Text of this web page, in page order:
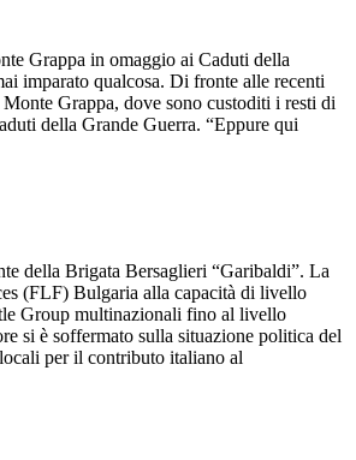
Grappa in omaggio ai Caduti della
imparato qualcosa. Di fronte alle recenti
Grappa, dove sono custoditi i resti di
della Grande Guerra. “Eppure qui
della Brigata Bersaglieri “Garibaldi”. La
(FLF) Bulgaria alla capacità di livello
Group multinazionali fino al livello
si è soffermato sulla situazione politica del
per il contributo italiano al